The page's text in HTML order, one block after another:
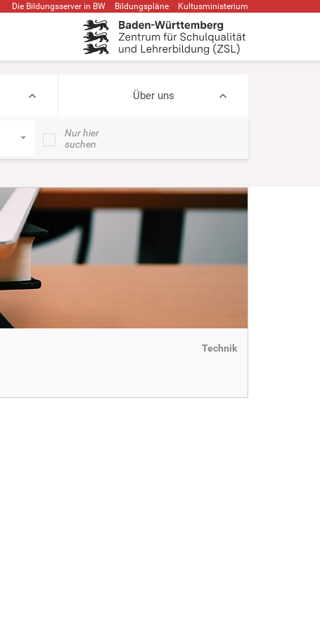
Die Bildungsserver in BW Bildungspläne Kultusministerium
Über uns
Nur hier
suchen
Technik